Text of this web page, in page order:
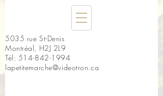
5035 rue St-Denis
Montréal, H2J 2L9
Tél: 514-842-1994
lapetitemarche@videotron.ca